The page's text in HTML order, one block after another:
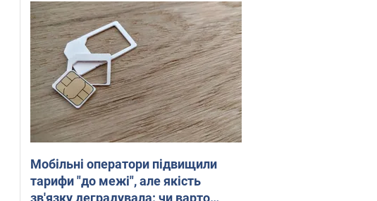
Мобільні оператори підвищили
тарифи "до межі", але якість
зв'язку деградувала: чи варто